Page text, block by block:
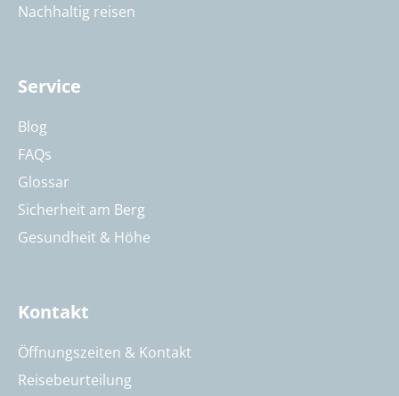
Nachhaltig reisen
Service
Blog
FAQs
Glossar
Sicherheit am Berg
Gesundheit & Höhe
Kontakt
Öffnungszeiten & Kontakt
Reisebeurteilung